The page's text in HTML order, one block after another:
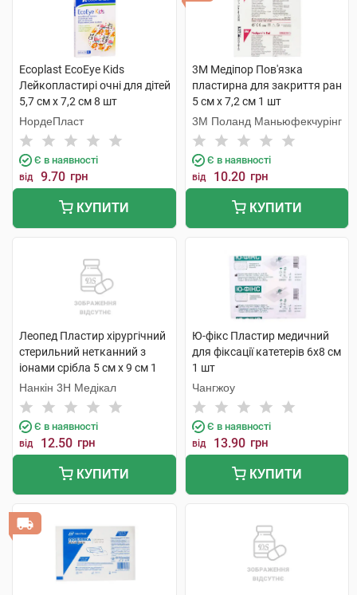
Ecoplast EcoEye Kids
Лейкопластирі очні для дітей
5,7 см x 7,2 см 8 шт
НордеПласт
Є в наявності
від 9.70 грн
КУПИТИ
3M Медіпор Пов'язка
пластирна для закриття ран
5 см x 7,2 см 1 шт
3M Поланд Маньюфекчурінг
Є в наявності
від 10.20 грн
КУПИТИ
Леопед Пластир хірургічний
стерильний нетканний з
іонами срібла 5 см х 9 см 1
шт
Нанкін 3H Медікал
Є в наявності
від 12.50 грн
КУПИТИ
Ю-фікс Пластир медичний
для фіксації катетерів 6х8 см
1 шт
Чангжоу
Є в наявності
від 13.90 грн
КУПИТИ